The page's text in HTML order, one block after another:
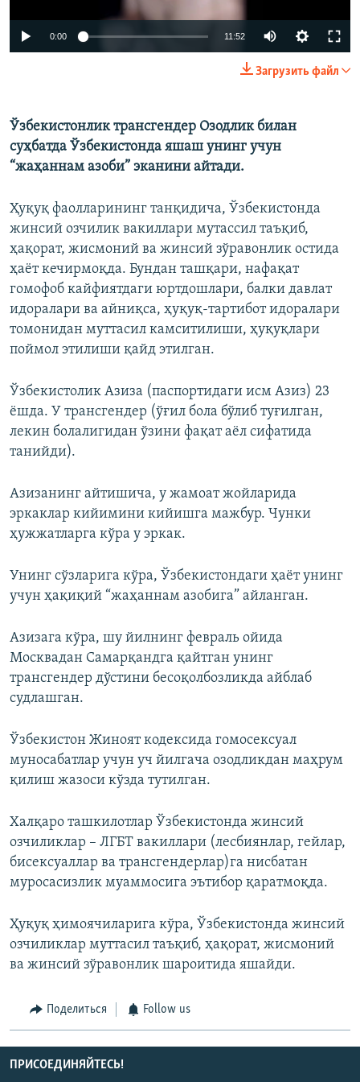
Auto 240p 360p 480p
720p 1080p
0:00 11:52
720p
Загрузить файл
Ўзбекистонлик трансгендер Озодлик билан
суҳбатда Ўзбекистонда яшаш унинг учун
“жаҳаннам азоби” эканини айтади.
Ҳуқуқ фаолларининг танқидича, Ўзбекистонда
жинсий озчилик вакиллари мутассил таъқиб,
ҳақорат, жисмоний ва жинсий зўравонлик остида
ҳаёт кечирмоқда. Бундан ташқари, нафақат
гомофоб кайфиятдаги юртдошлари, балки давлат
идоралари ва айниқса, ҳуқуқ-тартибот идоралари
томонидан муттасил камситилиши, ҳуқуқлари
поймол этилиши қайд этилган.
Ўзбекистолик Азиза (паспортидаги исм Азиз) 23
ёшда. У трансгендер (ўғил бола бўлиб туғилган,
лекин болалигидан ўзини фақат аёл сифатида
танийди).
Азизанинг айтишича, у жамоат жойларида
эркаклар кийимини кийишга мажбур. Чунки
ҳужжатларга кўра у эркак.
Унинг сўзларига кўра, Ўзбекистондаги ҳаёт унинг
учун ҳақиқий “жаҳаннам азобига” айланган.
Азизага кўра, шу йилнинг февраль ойида
Москвадан Самарқандга қайтган унинг
трансгендер дўстини бесоқолбозликда айблаб
судлашган.
Ўзбекистон Жиноят кодексида гомосексуал
муносабатлар учун уч йилгача озодликдан маҳрум
қилиш жазоси кўзда тутилган.
Халқаро ташкилотлар Ўзбекистонда жинсий
озчиликлар – ЛГБТ вакиллари (лесбиянлар, гейлар,
бисексуаллар ва трансгендерлар)га нисбатан
муросасизлик муаммосига эътибор қаратмоқда.
Ҳуқуқ ҳимоячиларига кўра, Ўзбекистонда жинсий
озчиликлар муттасил таъқиб, ҳақорат, жисмоний
ва жинсий зўравонлик шароитида яшайди.
Поделиться Follow us
ПРИСОЕДИНЯЙТЕСЬ!